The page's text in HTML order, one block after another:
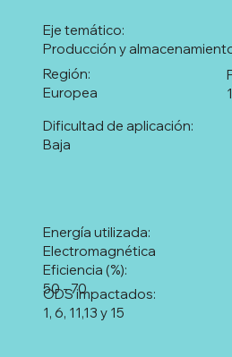
Producción y
Eje temático:
Europea
Región:
Baja
Dificultad de aplicación:
1, 6, 11,13 y 15
ODS impactados:
Electromagnética
Energía utilizada:
50 - 70
Eficiencia (%):